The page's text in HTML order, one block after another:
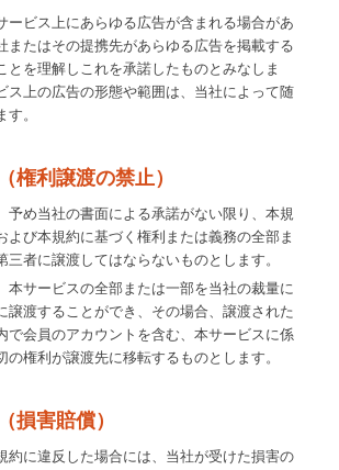
ービス上にあらゆる広告が含まれる場合があ
またはその提携先があらゆる広告を掲載する
とを理解しこれを承諾したものとみなしま
ス上の広告の形態や範囲は、当社によって随
す。
権利譲渡の禁止）
予め当社の書面による承諾がない限り、本規
よび本規約に基づく権利または義務の全部ま
三者に譲渡してはならないものとします。
本サービスの全部または一部を当社の裁量に
譲渡することができ、その場合、譲渡された
で会員のアカウントを含む、本サービスに係
の権利が譲渡先に移転するものとします。
損害賠償）
約に違反した場合には、当社が受けた損害の